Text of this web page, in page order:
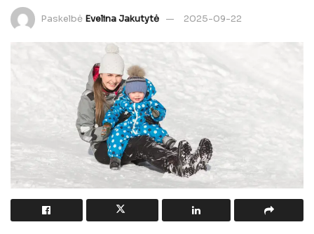
Paskelbė Evelina Jakutytė 2025-09-22